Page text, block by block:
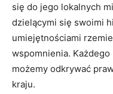
się‌ do jego lokalnych
dzielącymi się swoimi
⁤umiejętnościami
wspomnienia.
⁢możemy​ odkrywać
kraju.